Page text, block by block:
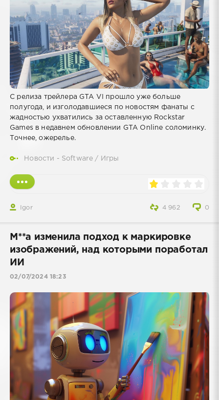
С релиза трейлера GTA VI прошло уже больше
полугода, и изголодавшиеся по новостям фанаты с
жадностью ухватились за оставленную Rockstar
Games в недавнем обновлении GTA Online соломинку.
Точнее, ожерелье.
Новости - Software / Игры
Igor 0
4 962
M**a изменила подход к маркировке
изображений, над которыми поработал
ИИ
02/07/2024 18:23